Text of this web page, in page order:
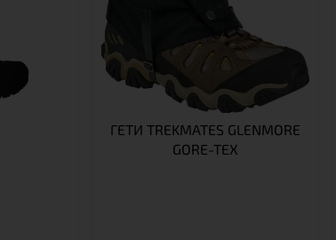
ГЕТИ TREKMATES GLENMORE
GORE-TEX